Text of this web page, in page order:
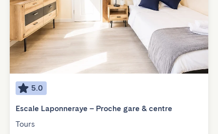
5.0
Escale Laponneraye – Proche gare & centre
Tours